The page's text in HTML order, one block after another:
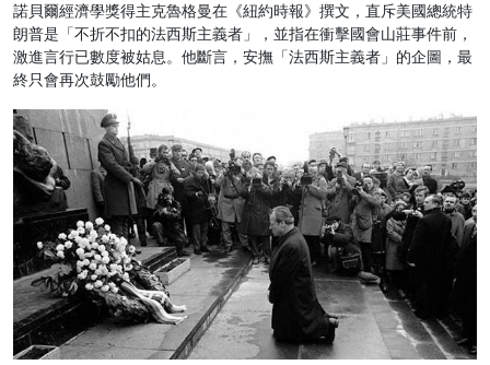
諾貝爾經濟學獎得主克魯格曼在《紐約時報》撰文，直斥美國總統特
朗普是「不折不扣的法西斯主義者」，並指在衝擊國會山莊事件前，
激進言行已數度被姑息。他斷言，安撫「法西斯主義者」的企圖，最
終只會再次鼓勵他們。